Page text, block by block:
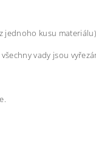
(z jednoho kusu materiálu)
vady jsou